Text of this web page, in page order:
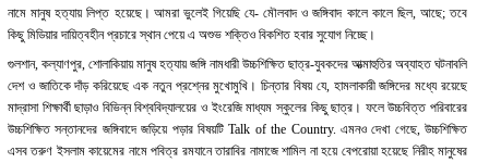
নামে মানুষ হত্যায় লিপ্ত হয়েছে। আমরা ভুলেই গিয়েছি যে- মৌলবাদ ও জঙ্গিবাদ কালে কালে ছিল, আছে; তবে
কিছু মিডিয়ার দায়িত্বহীন প্রচারে স্থান পেয়ে এ অশুভ শক্তিও বিকশিত হবার সুযোগ নিচ্ছে।
গুলশান, কল্যাণপুর, শোলাকিয়ায় মানুষ হত্যায় জঙ্গি নামধারী উচ্চশিক্ষিত ছাত্র-যুবকদের আত্মাহুতির অব্যাহত ঘটনাবলি
দেশ ও জাতিকে দাঁড় করিয়েছে এক নতুন প্রশ্নের মুখোমুখি। চিন্তার বিষয় যে, হামলাকারী জঙ্গিদের মধ্যে রয়েছে
মাদ্রাসা শিক্ষার্থী ছাড়াও বিভিন্ন বিশ্ববিদ্যালয়ের ও ইংরেজি মাধ্যম স্কুলের কিছু ছাত্র। ফলে উচ্চবিত্ত পরিবারের
উচ্চশিক্ষিত সন্তানদের জঙ্গিবাদে জড়িয়ে পড়ার বিষয়টি Talk of the Country. এমনও দেখা গেছে, উচ্চশিক্ষিত
এসব তরুণ ইসলাম কায়েমের নামে পবিত্র রমযানে তারাবির নামাজে শামিল না হয়ে বেপরোয়া হয়েছে নিরীহ মানুষের